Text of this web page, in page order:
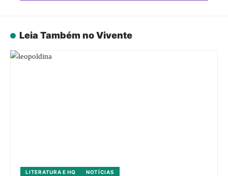
Leia Também no Vivente
LITERATURA E HQ NOTÍCIAS